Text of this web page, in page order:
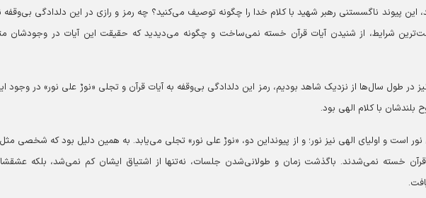
پیوند ناگسستنی رهبر شهید با کلام خدا را چگونه توصیف می‌کنید؟ چه رمز و رازی در این دلدادگی بی‌وقفه
شرایط، از شنیدن آیات قرآن خسته نمی‌ساخت و چگونه می‌دیدید که حقیقت این آیات در وجودشان
در طول سال‌ها از نزدیک شاهد بودیم، رمز این دلدادگی بی‌وقفه به آیات قرآن و تجلی «نورٌ علی نور» در وجود
با کلام الهی بود.
است و اولیای الهی نیز نور؛ و از پیونداین دو، «نورٌ علی نور» تجلی می‌یابد. به همین دلیل بود که شخصی
خسته نمی‌شدند. باگذشت زمان و طولانی‌شدن جلسات، نه‌تنها از اشتیاق ایشان کم نمی‌شد، بلکه